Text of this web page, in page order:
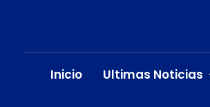
Inicio Ultimas Noticias